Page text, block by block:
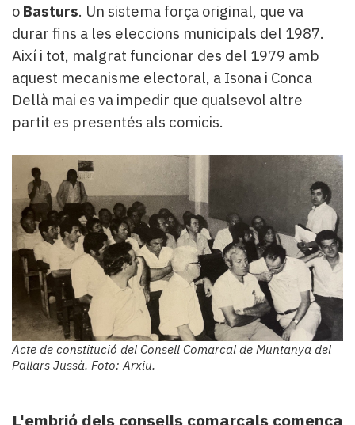
o Basturs. Un sistema força original, que va
durar fins a les eleccions municipals del 1987.
Així i tot, malgrat funcionar des del 1979 amb
aquest mecanisme electoral, a Isona i Conca
Dellà mai es va impedir que qualsevol altre
partit es presentés als comicis.
Acte de constitució del Consell Comarcal de Muntanya del
Pallars Jussà. Foto: Arxiu.
L'embrió dels consells comarcals comença